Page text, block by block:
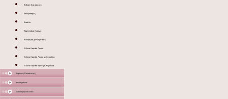
Ειδικές Κατασκευές
Μολυβοθήκες
Κασπώ
Ταμπελάκια Χώρων
Καλόγερος για λαμπάδες
Ξύλινο Καφάσι Λευκό
Ξύλινο Καφάσι Λευκό με Χερούλια
Ξύλινο Καφάσι Καφέ με Χερούλια
Χάρτινες Κατασκευές
Υφασμάτινα
Διακοσμητικά Σταντ